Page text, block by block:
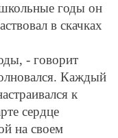
годы он
в скачках
- говорит
Каждый
к
сердце
на своем